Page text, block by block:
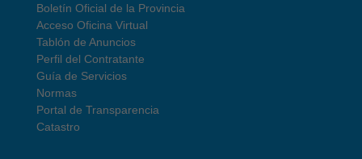
Boletín Oficial de la Provincia
Acceso Oficina Virtual
Tablón de Anuncios
Perfil del Contratante
Guía de Servicios
Normas
Portal de Transparencia
Catastro